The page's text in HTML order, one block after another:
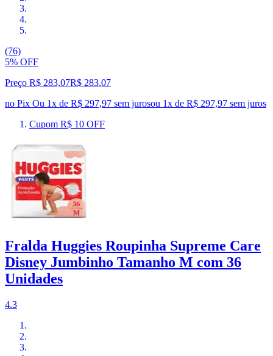
(76)
5% OFF
Preço R$ 283,07R$ 283,07
no Pix Ou 1x de R$ 297,97 sem jurosou 1x de R$ 297,97 sem juros
Cupom R$ 10 OFF
Fralda Huggies Roupinha Supreme Care
Disney Jumbinho Tamanho M com 36
Unidades
4.3